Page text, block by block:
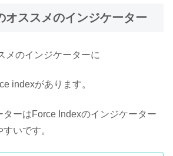
ススメのインジケーター
メのインジケーターに
indexがあります。
ターはForce Indexのインジケーター
いです。